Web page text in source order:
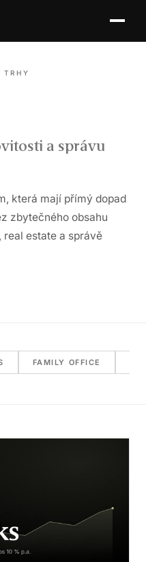
a správu
která mají přímý dopad
zbytečného obsahu
estate a správě
FAMILY OFFICE